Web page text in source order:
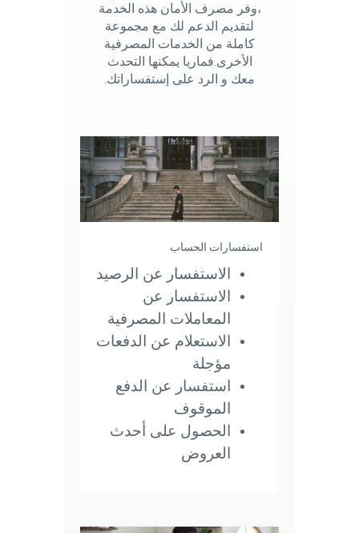
،وفر مصرف الأمان هذه الخدمة
لتقديم الدعم لك مع مجموعة
كاملة من الخدمات المصرفية
الأخرى.فماريا يمكنها التحدث
معك و الرد على إستفساراتك.
استفسارات الحساب
الاستفسار عن الرصيد
الاستفسار عن
المعاملات المصرفية
الاستعلام عن الدفعات
مؤجلة
استفسار عن الدفع
الموقوف
الحصول على أحدث
العروض